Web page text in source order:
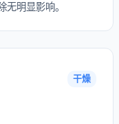
明显影响。
干燥